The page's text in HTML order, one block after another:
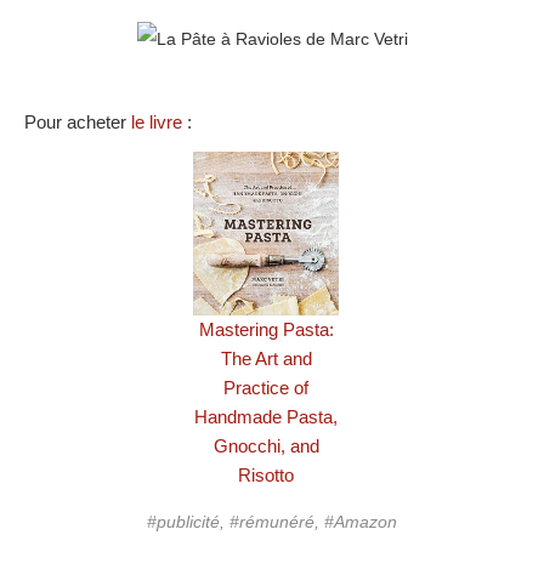
Pour acheter le livre :
Mastering Pasta:
The Art and
Practice of
Handmade Pasta,
Gnocchi, and
Risotto
#publicité, #rémunéré, #Amazon